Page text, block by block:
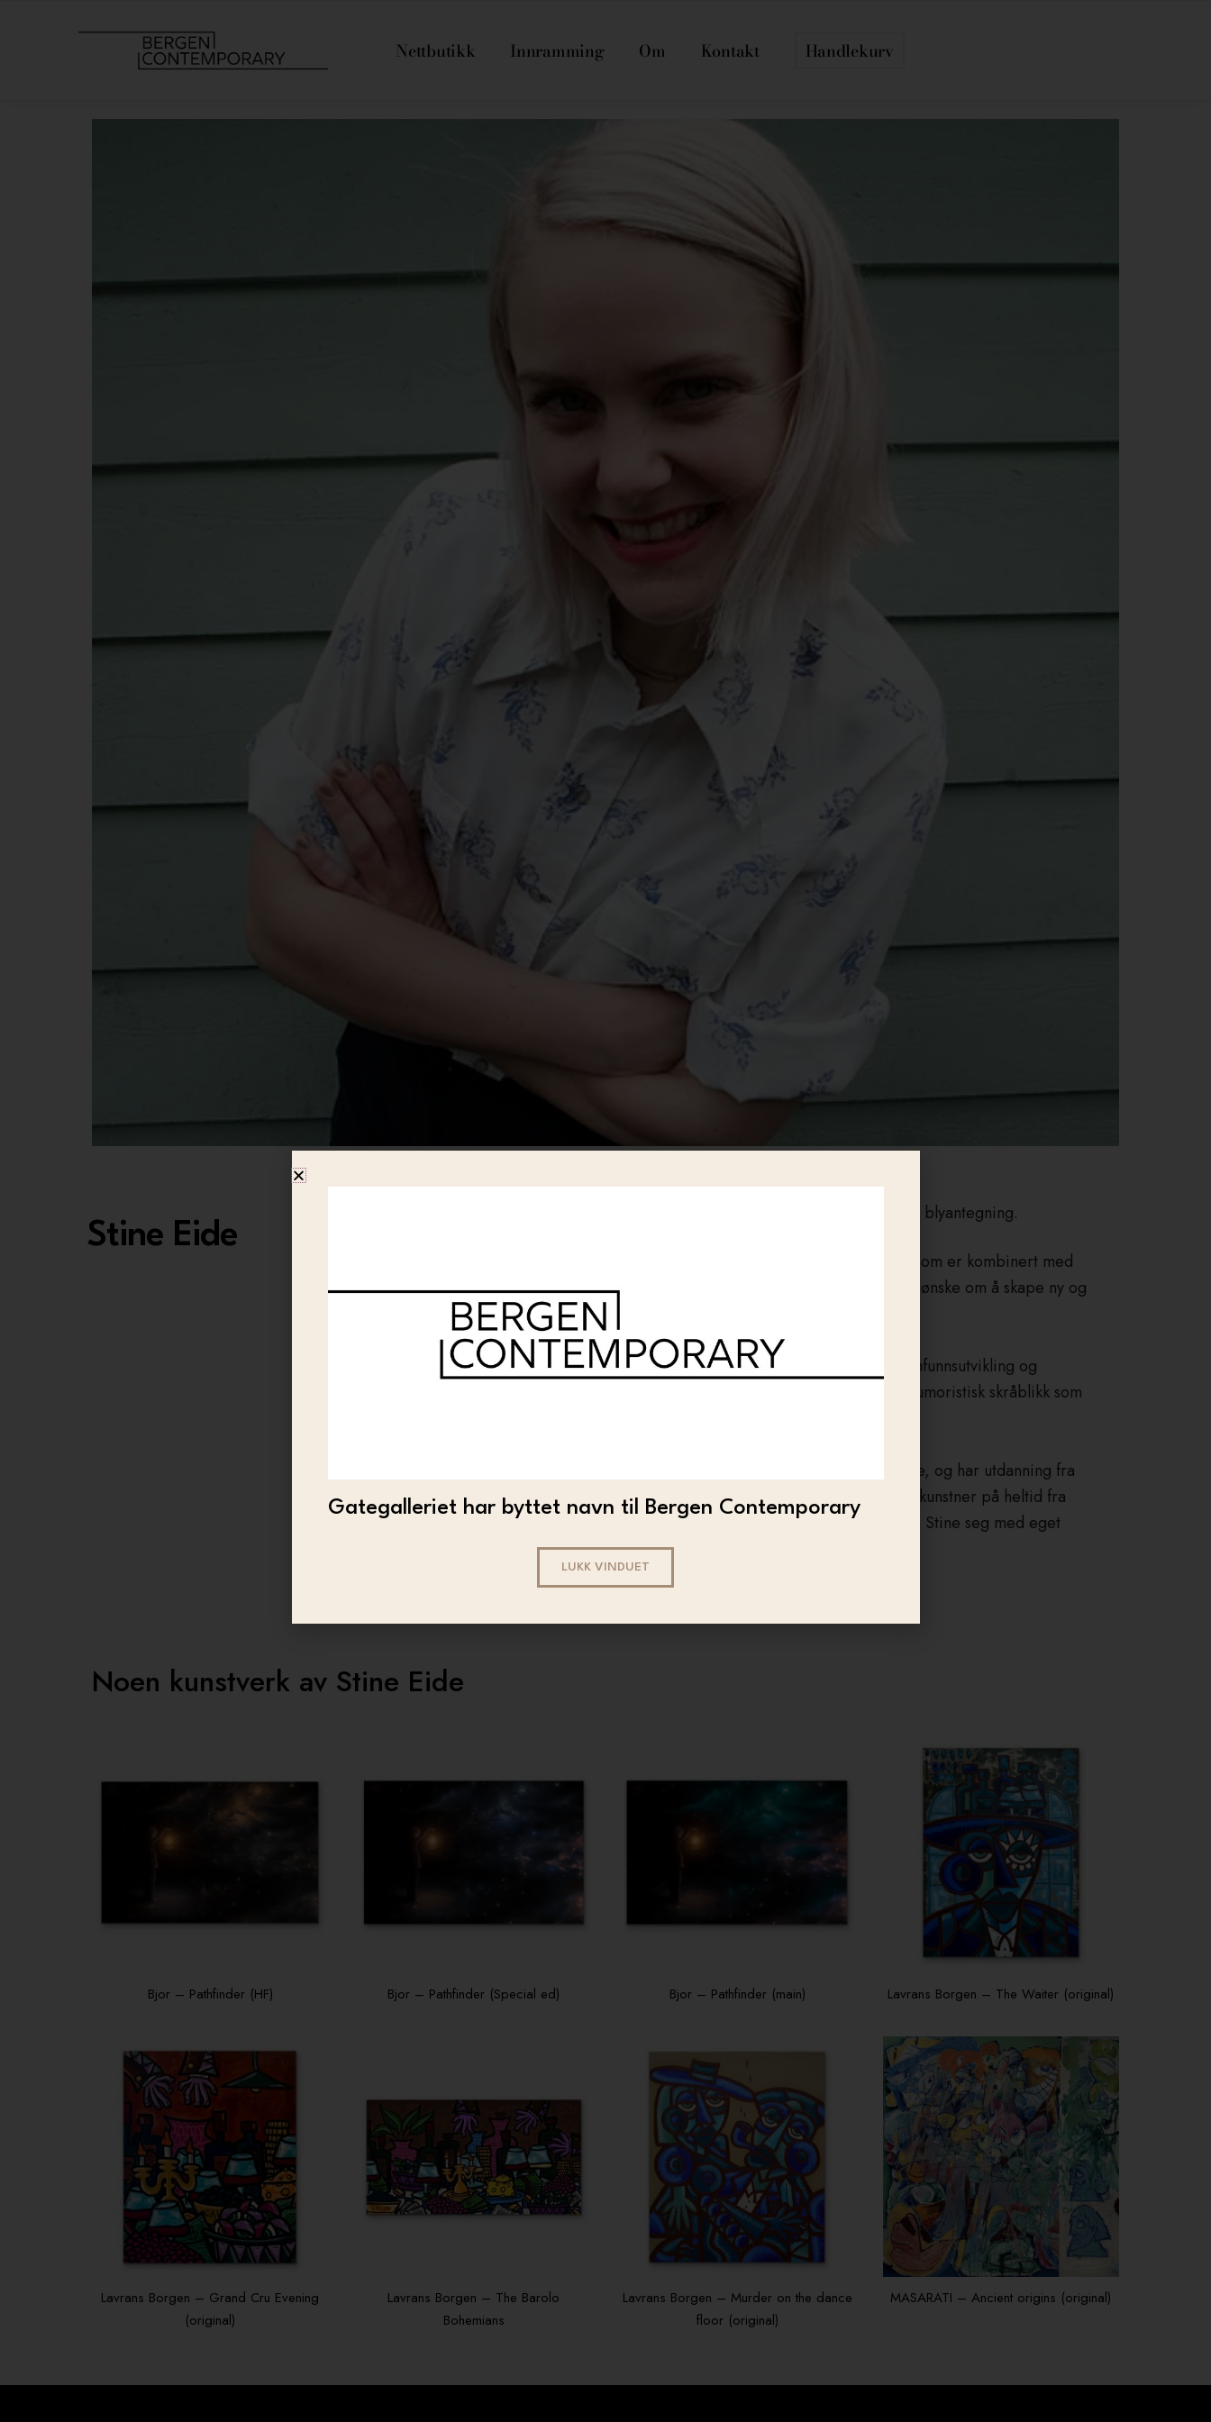
Nettbutikk Innramming Om Kontakt Handlekurv
Stine Eide
Stine Eide er en norsk billedkunstner som arbeider med nyskapende blyantegning.
Bildene er basert på hyperrealistiske, håndtegnede blyantegninger som er kombinert med
ulike material og teknikker. Det særegne uttrykket er utviklet med et ønske om å skape ny og
moderne kunst fra tradisjonell tegnekunst.
I kunsten til Stine finner man ofte aktuelle tema som, blant annet, samfunnsutvikling og
feminisme. Både lett og blytung tematikk blir tatt på kornet med et humoristisk skråblikk som
Stine Eide er medlem av Tegnerforbundet og Norske billedkunstnere, og har utdanning fra
Voss, Bergen, Queensland og London. Hun har vært utøvende billedkunstner på heltid fra
2013 og har siden hatt en rekke utstillinger i Norge. I 2016 etablerte Stine seg med eget
galleri i sentrum på hjemstedet Voss.
Noen kunstverk av Stine Eide
Bjor – Pathfinder (HF) Bjor – Pathfinder (Special ed) Bjor – Pathfinder (main) Lavrans Borgen – The Waiter (original)
Lavrans Borgen – Grand Cru Evening
(original)
Lavrans Borgen – The Barolo
Bohemians
Lavrans Borgen – Murder on the dance
floor (original)
MASARATI – Ancient origins (original)
Gategalleriet har byttet navn til Bergen Contemporary
LUKK VINDUET